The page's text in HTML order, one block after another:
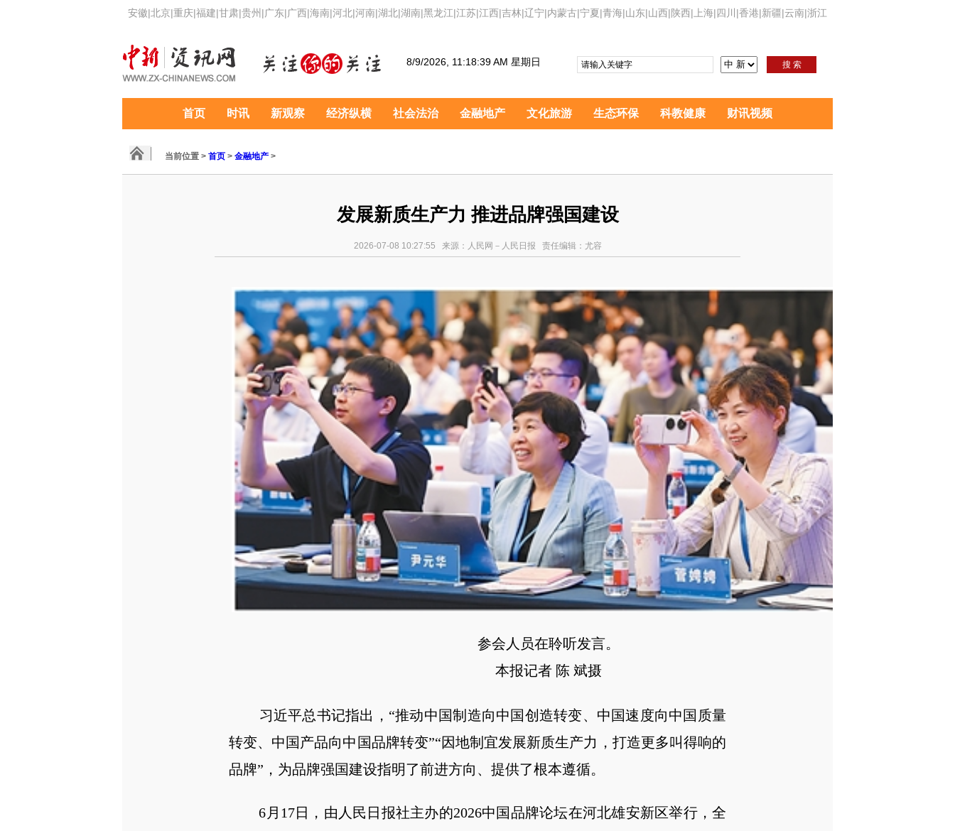
安徽|北京|重庆|福建|甘肃|贵州 |广东|广西|海南|河北|河南|湖北|湖南|黑龙江|江苏|江西|吉林|辽宁|内蒙古|宁夏|青海|山东|山西|陕西| 上海|四川 |香港|新疆|云南|浙江
8/9/2026, 11:18:41 AM 星期日 搜 索
首页 时讯 新观察 经济纵横 社会法治 金融地产 文化旅游 生态环保 科教健康 财讯视频
当前位置 > 首页 > 金融地产 >
发展新质生产力 推进品牌强国建设
2026-07-08 10:27:55 来源：人民网－人民日报 责任编辑：尤容
参会人员在聆听发言。
本报记者 陈 斌摄
习近平总书记指出，“推动中国制造向中国创造转变、中国速度向中国质量
转变、中国产品向中国品牌转变”“因地制宜发展新质生产力，打造更多叫得响的
品牌”，为品牌强国建设指明了前进方向、提供了根本遵循。
6月17日，由人民日报社主办的2026中国品牌论坛在河北雄安新区举行，全